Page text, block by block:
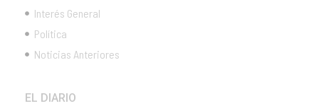
Interés General
Política
Noticias Anteriores
EL DIARIO